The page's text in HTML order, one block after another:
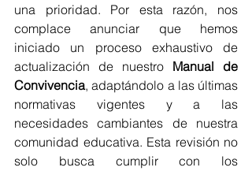
una prioridad. Por esta razón, nos
complace anunciar que hemos
iniciado un proceso exhaustivo de
actualización de nuestro Manual de
Convivencia, adaptándolo a las últimas
normativas vigentes y a las
necesidades cambiantes de nuestra
comunidad educativa. Esta revisión no
solo busca cumplir con los